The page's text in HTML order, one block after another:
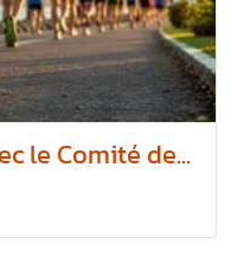
le Comité de...